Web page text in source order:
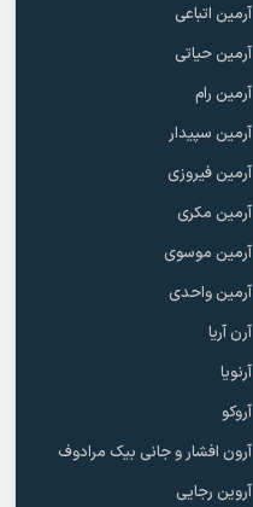
آرمین اتباعی
آرمین حیاتی
آرمین رام
آرمین سپیدار
آرمین فیروزی
آرمین مکری
آرمین موسوی
آرمین واحدی
آرن آریا
آرنویا
آروکو
آرون افشار و جانی بیک مرادوف
آروین رجایی